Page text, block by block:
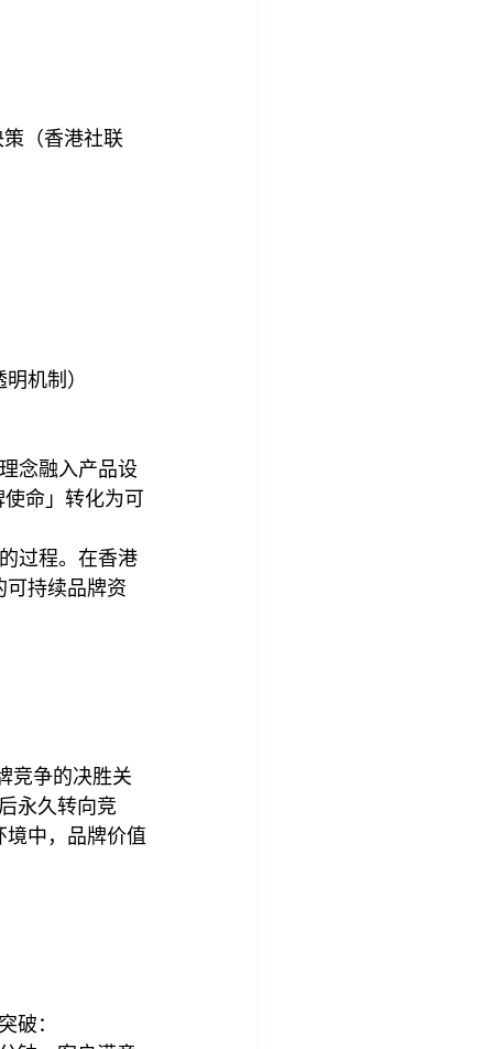
（香港社联
机制）
念融入产品设
命」转化为可
过程。在香港
可持续品牌资
竞争的决胜关
永久转向竞
境中，品牌价值
破：